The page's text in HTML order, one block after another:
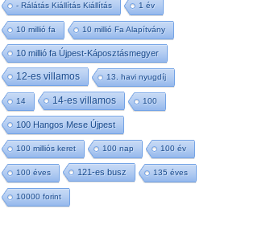
- Rálátás Kiállítás Kiállítás 1 év
10 millió fa 10 millió Fa Alapítvány
10 millió fa Újpest-Káposztásmegyer
12-es villamos 13. havi nyugdíj
14 14-es villamos 100
100 Hangos Mese Újpest
100 milliós keret 100 nap 100 év
100 éves 121-es busz 135 éves
10000 forint